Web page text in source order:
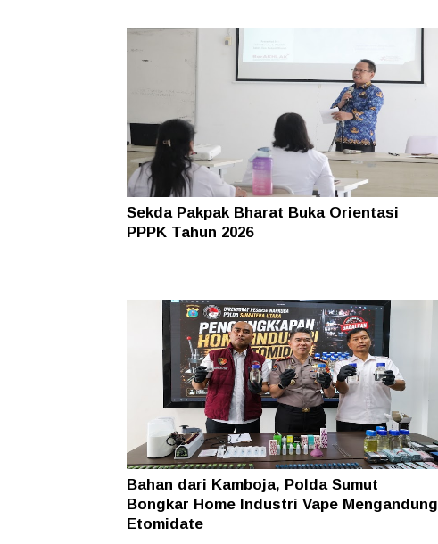
Sekda Pakpak Bharat Buka Orientasi
PPPK Tahun 2026
Bahan dari Kamboja, Polda Sumut
Bongkar Home Industri Vape Mengandung
Etomidate